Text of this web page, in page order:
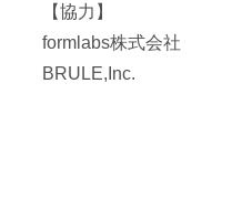
【協力】
formlabs株式会社
BRULE,Inc.